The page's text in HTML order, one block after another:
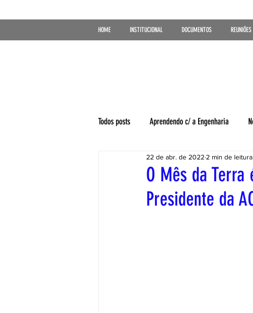
HOME INSTITUCIONAL DOCUMENTOS REUNIÕES
Todos posts Aprendendo c/ a Engenharia
O Mês da
Presidente da
22 de abr. de 2022 2 min de leitura